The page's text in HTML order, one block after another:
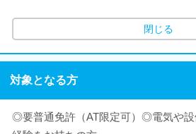
閉じる
対象となる方
◎要普通免許（AT限定可）◎電気や設